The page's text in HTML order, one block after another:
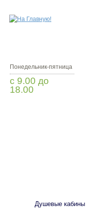
Понедельник-пятница
с 9.00 до
18.00
Душевые кабины